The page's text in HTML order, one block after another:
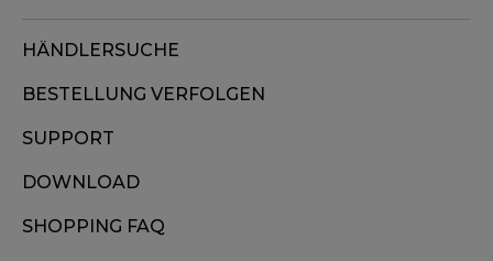
HÄNDLERSUCHE
BESTELLUNG VERFOLGEN
SUPPORT
DOWNLOAD
SHOPPING FAQ